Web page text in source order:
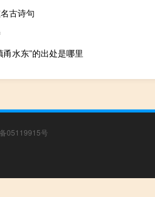
古诗句
甬水东”的出处是哪里
05119915号